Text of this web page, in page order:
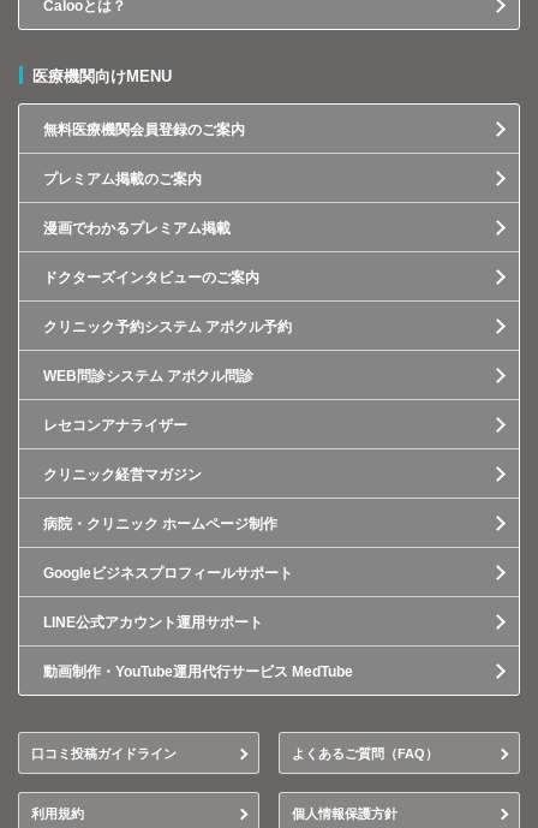
Calooとは？
医療機関向けMENU
無料医療機関会員登録のご案内
プレミアム掲載のご案内
漫画でわかるプレミアム掲載
ドクターズインタビューのご案内
クリニック予約システム アポクル予約
WEB問診システム アポクル問診
レセコンアナライザー
クリニック経営マガジン
病院・クリニック ホームページ制作
Googleビジネスプロフィールサポート
LINE公式アカウント運用サポート
動画制作・YouTube運用代行サービス MedTube
口コミ投稿ガイドライン よくあるご質問（FAQ）
利用規約 個人情報保護方針